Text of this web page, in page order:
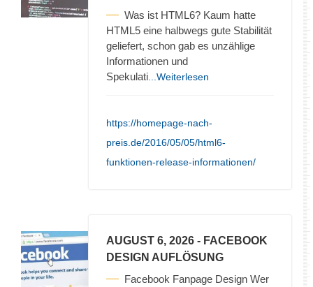
Was ist HTML6? Kaum hatte
HTML5 eine halbwegs gute Stabilität
geliefert, schon gab es unzählige
Informationen und
Spekulati ...Weiterlesen
https://homepage-nach-
preis.de/2016/05/05/html6-
funktionen-release-informationen/
AUGUST 6, 2026 - FACEBOOK
DESIGN AUFLÖSUNG
Facebook Fanpage Design Wer